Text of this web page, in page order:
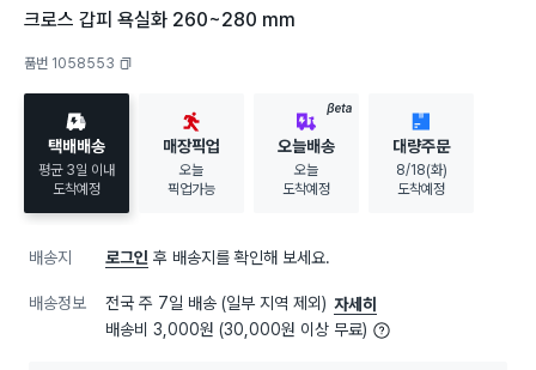
크로스 갑피 욕실화 260~280 mm
품번 1058553
택배배송
평균 3일 이내
도착예정
매장픽업
오늘
픽업가능
BETA
오늘배송
오늘
도착예정
대량주문
8/18(화)
도착예정
배송지 로그인 후 배송지를 확인해 보세요.
배송정보 전국 주 7일 배송 (일부 지역 제외) 자세히
배송비 3,000원 (30,000원 이상 무료)